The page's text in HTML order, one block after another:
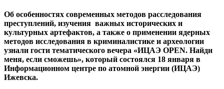
Об особенностях современных методов расследования
преступлений, изучения важных исторических и
культурных артефактов, а также о применении ядерных
методов исследования в криминалистике и археологии
узнали гости тематического вечера «ИЦАЭ OPEN. Найди
меня, если сможешь», который состоялся 18 января в
Информационном центре по атомной энергии (ИЦАЭ)
Ижевска.